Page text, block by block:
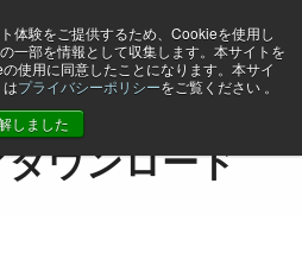
体験をご提供するため、Cookieを使用し
一部を情報として収集します。本サイトを
使用に同意したことになります。本サイ
プライバシーポリシーをご覧ください 。
しました
ウェアダウンロード
ウンロード